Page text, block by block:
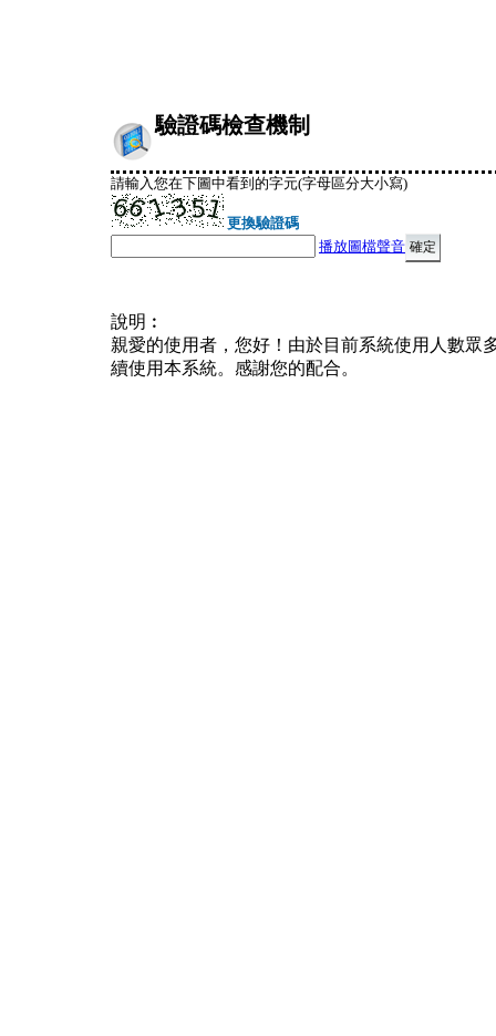
驗證碼檢查機制
請輸入您在下圖中看到的字元(字母區分大小寫)
更換驗證碼
播放圖檔聲音
說明︰
親愛的使用者，您好！由於目前系統使用人數眾
續使用本系統。感謝您的配合。